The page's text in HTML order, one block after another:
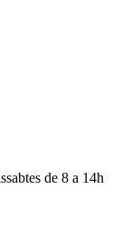
de 8 a 14h